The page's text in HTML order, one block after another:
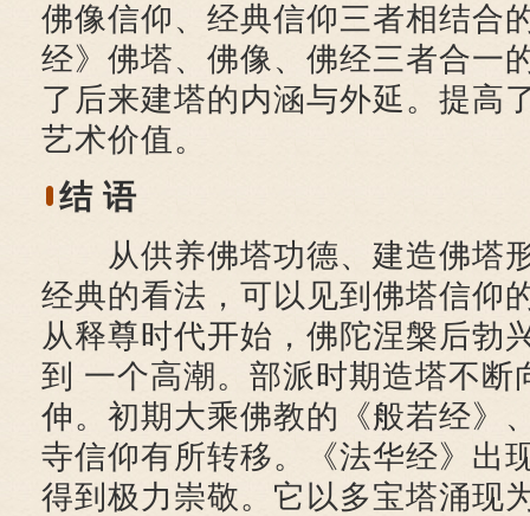
佛像信仰、经典信仰三者相结合
经》佛塔、佛像、佛经三者合一
了后来建塔的内涵与外延。提高
艺术价值。
结 语
从供养佛塔功德、建造佛塔
经典的看法，可以见到佛塔信仰
从释尊时代开始，佛陀涅槃后勃
到 一个高潮。部派时期造塔不断
伸。初期大乘佛教的《般若经》
寺信仰有所转移。《法华经》出
得到极力崇敬。它以多宝塔涌现